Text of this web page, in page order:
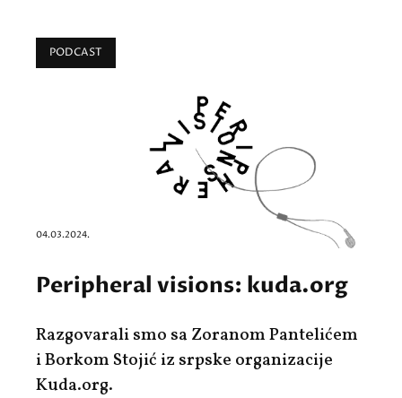
PODCAST
04.03.2024.
Peripheral visions: kuda.org
Razgovarali smo sa Zoranom Pantelićem
i Borkom Stojić iz srpske organizacije
Kuda.org.